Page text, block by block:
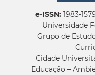
e-ISSN:1983-
Universidade
Grupo de
Cidade
Educação –